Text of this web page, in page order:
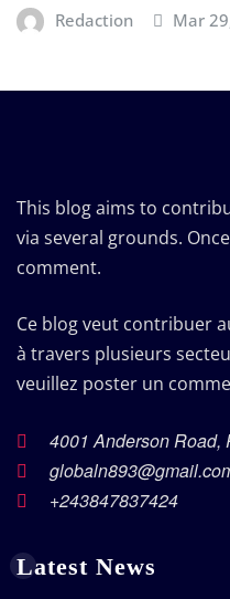
Redaction Mar
This blog aims to
via several grounds.
comment.
Ce blog veut contribuer
à travers plusieurs
veuillez poster un
4001 Anderson Road,
+243847837424
Latest News